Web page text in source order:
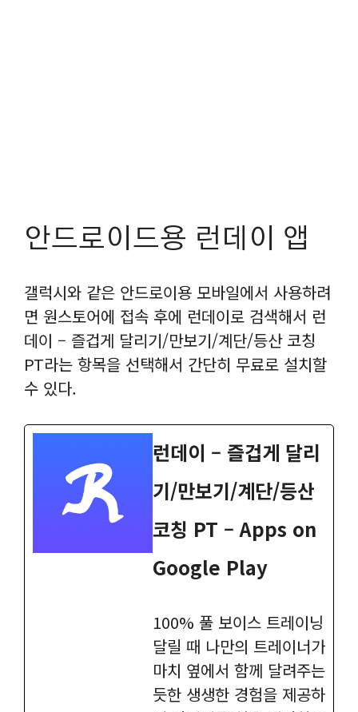
안드로이드용 런데이 앱
갤럭시와 같은 안드로이용 모바일에서 사용하려
면 원스토어에 접속 후에 런데이로 검색해서 런
데이 – 즐겁게 달리기/만보기/계단/등산 코칭
PT라는 항목을 선택해서 간단히 무료로 설치할
수 있다.
런데이 – 즐겁게 달리
기/만보기/계단/등산
코칭 PT – Apps on
Google Play
100% 풀 보이스 트레이닝
달릴 때 나만의 트레이너가
마치 옆에서 함께 달려주는
듯한 생생한 경험을 제공하